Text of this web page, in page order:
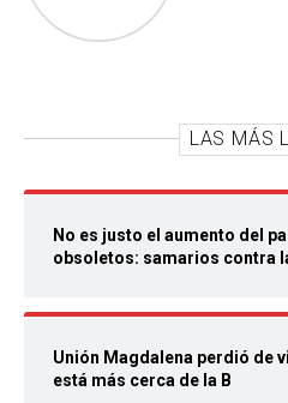
LAS MÁS
No es justo el aumento del
obsoletos: samarios contra
Unión Magdalena perdió de
está más cerca de la B